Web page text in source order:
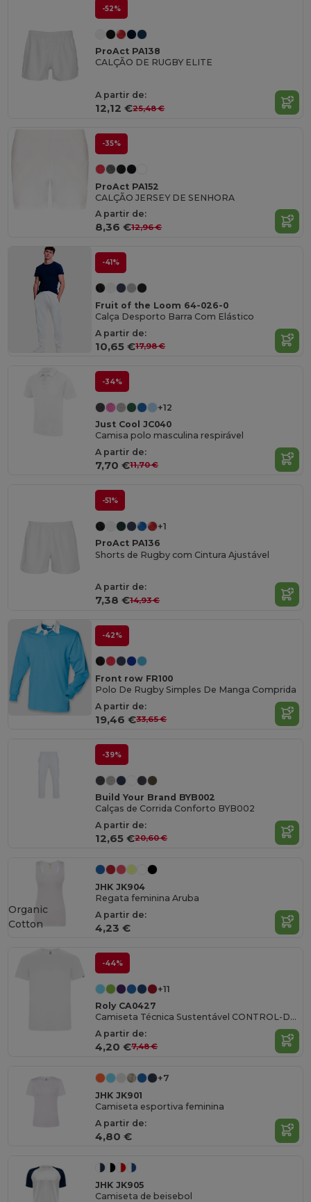
-52%
ProAct PA138
CALÇÃO DE RUGBY ELITE
A partir de:
12,12 €25,48 €
-35%
ProAct PA152
CALÇÃO JERSEY DE SENHORA
A partir de:
8,36 €12,96 €
-41%
Fruit of the Loom 64-026-0
Calça Desporto Barra Com Elástico
A partir de:
10,65 €17,98 €
-34%
+12
Just Cool JC040
Camisa polo masculina respirável
A partir de:
7,70 €11,70 €
-51%
+1
ProAct PA136
Shorts de Rugby com Cintura Ajustável
A partir de:
7,38 €14,93 €
-42%
Front row FR100
Polo De Rugby Simples De Manga Comprida
A partir de:
19,46 €33,65 €
-39%
Build Your Brand BYB002
Calças de Corrida Conforto BYB002
A partir de:
12,65 €20,60 €
JHK JK904
Regata feminina Aruba
A partir de:
4,23 €
Organic
Cotton
-44%
+11
Roly CA0427
Camiseta Técnica Sustentável CONTROL-DRY Reciclada
A partir de:
4,20 €7,48 €
+7
JHK JK901
Camiseta esportiva feminina
A partir de:
4,80 €
JHK JK905
Camiseta de beisebol